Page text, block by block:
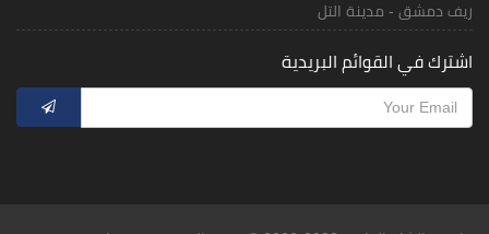
ريف دمشق - مدينة التل
اشترك في القوائم البريدية